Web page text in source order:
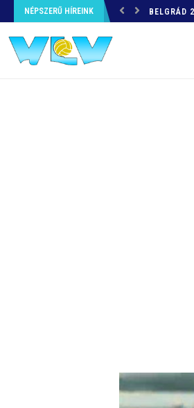
NÉPSZERŰ HÍREINK